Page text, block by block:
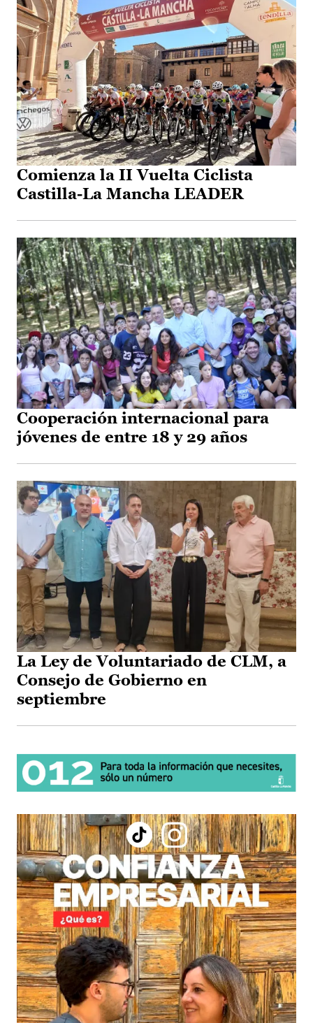
Comienza la II Vuelta Ciclista
Castilla-La Mancha LEADER
Cooperación internacional para
jóvenes de entre 18 y 29 años
La Ley de Voluntariado de CLM, a
Consejo de Gobierno en
septiembre